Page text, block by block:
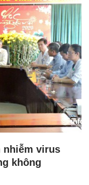
nhiễm virus
không